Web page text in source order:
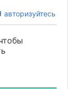
авторизуйтесь